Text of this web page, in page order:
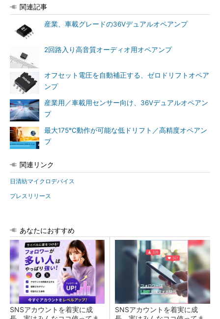
関連記事
産業、車載グレードの36Vデュアルオペアンプ
2回路入り高音質オーディオ用オペアンプ
オフセット電圧を自動補正する、ゼロドリフトオペア
ンプ
産業用／車載用センサー向け、36Vデュアルオペアン
プ
最大175℃動作が可能な低ドリフト／高精度オペアン
プ
関連リンク
日清紡マイクロデバイス
プレスリリース
あなたにおすすめ
SNSアカウントを着実に成
SNSアカウントを着実に成